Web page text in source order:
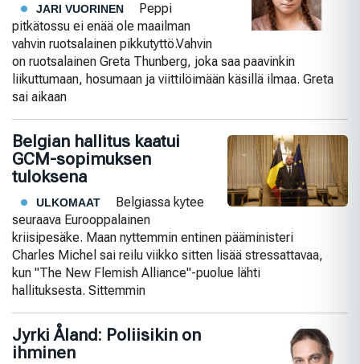
JARI VUORINEN
Peppi
pitkätossu ei enää ole maailman
vahvin ruotsalainen pikkutyttö.Vahvin
on ruotsalainen Greta Thunberg, joka saa paavinkin
liikuttumaan, hosumaan ja viittilöimään käsillä ilmaa. Greta
sai aikaan
Belgian hallitus kaatui
GCM-sopimuksen
tuloksena
ULKOMAAT
Belgiassa kytee
seuraava Eurooppalainen
kriisipesäke. Maan nyttemmin entinen pääministeri
Charles Michel sai reilu viikko sitten lisää stressattavaa,
kun "The New Flemish Alliance"-puolue lähti
hallituksesta. Sittemmin
Jyrki Åland: Poliisikin on
ihminen